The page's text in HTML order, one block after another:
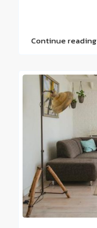
Continue reading